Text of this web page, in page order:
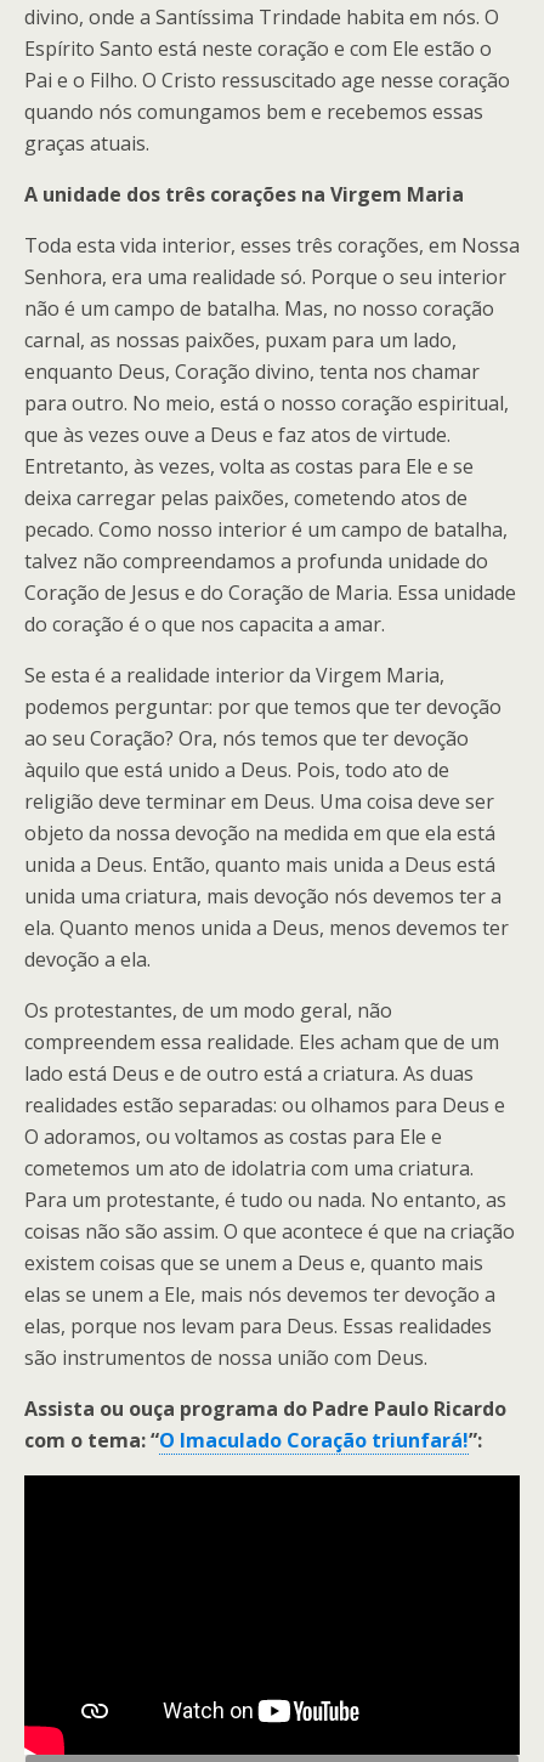
divino, onde a Santíssima Trindade habita em nós. O
Espírito Santo está neste coração e com Ele estão o
Pai e o Filho. O Cristo ressuscitado age nesse coração
quando nós comungamos bem e recebemos essas
graças atuais.
A unidade dos três corações na Virgem Maria
Toda esta vida interior, esses três corações, em Nossa
Senhora, era uma realidade só. Porque o seu interior
não é um campo de batalha. Mas, no nosso coração
carnal, as nossas paixões, puxam para um lado,
enquanto Deus, Coração divino, tenta nos chamar
para outro. No meio, está o nosso coração espiritual,
que às vezes ouve a Deus e faz atos de virtude.
Entretanto, às vezes, volta as costas para Ele e se
deixa carregar pelas paixões, cometendo atos de
pecado. Como nosso interior é um campo de batalha,
talvez não compreendamos a profunda unidade do
Coração de Jesus e do Coração de Maria. Essa unidade
do coração é o que nos capacita a amar.
Se esta é a realidade interior da Virgem Maria,
podemos perguntar: por que temos que ter devoção
ao seu Coração? Ora, nós temos que ter devoção
àquilo que está unido a Deus. Pois, todo ato de
religião deve terminar em Deus. Uma coisa deve ser
objeto da nossa devoção na medida em que ela está
unida a Deus. Então, quanto mais unida a Deus está
unida uma criatura, mais devoção nós devemos ter a
ela. Quanto menos unida a Deus, menos devemos ter
devoção a ela.
Os protestantes, de um modo geral, não
compreendem essa realidade. Eles acham que de um
lado está Deus e de outro está a criatura. As duas
realidades estão separadas: ou olhamos para Deus e
O adoramos, ou voltamos as costas para Ele e
cometemos um ato de idolatria com uma criatura.
Para um protestante, é tudo ou nada. No entanto, as
coisas não são assim. O que acontece é que na criação
existem coisas que se unem a Deus e, quanto mais
elas se unem a Ele, mais nós devemos ter devoção a
elas, porque nos levam para Deus. Essas realidades
são instrumentos de nossa união com Deus.
Assista ou ouça programa do Padre Paulo Ricardo
com o tema: “O Imaculado Coração triunfará!”: